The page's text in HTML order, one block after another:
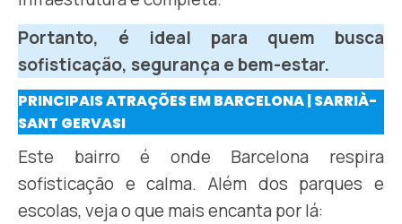
Portanto, é ideal para quem busca
sofisticação, segurança e bem-estar.
PRINCIPAIS ATRAÇÕES EM BARCELONA | SARRIÀ-
SANT GERVASI
Este bairro é onde Barcelona respira
sofisticação e calma. Além dos parques e
escolas, veja o que mais encanta por lá: